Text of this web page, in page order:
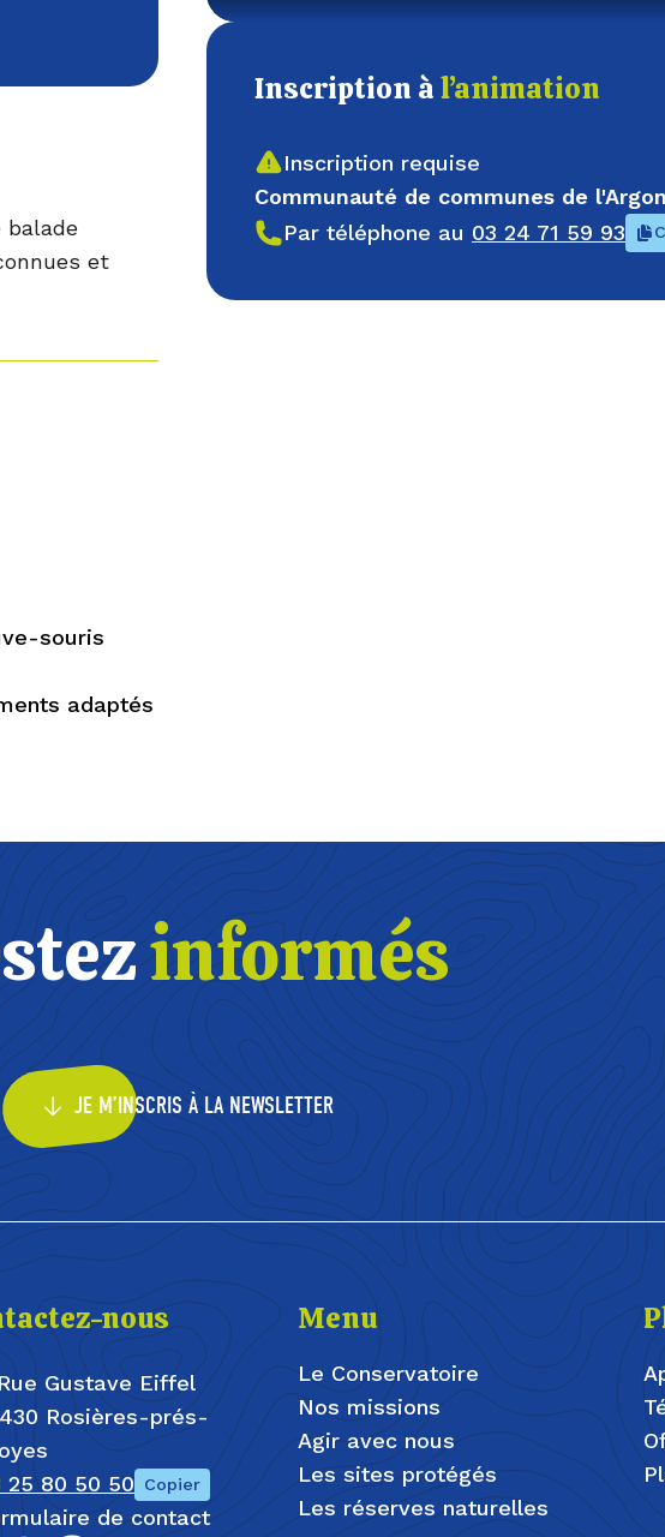
balade
et
souris
adaptés
Inscription àl’animation
Inscription requise
Communauté de communes de
Par téléphone au 03 24 71 59 93
informés
JE M’INSCRIS À LA NEWSLETTER
nous
Gustave Eiffel
Rosières-prés-
25 80 50 50
Copier
de contact
Menu
Le Conservatoire
Nos missions
Agir avec nous
Les sites protégés
Les réserves naturelles